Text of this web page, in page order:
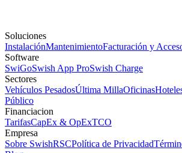
Soluciones
InstalaciónMantenimientoFacturación y
Software
SwiGoSwish App ProSwish Charge
Sectores
Vehículos PesadosÚltima MillaOficinas
Público
Financiacion
TarifasCapEx & OpExTCO
Empresa
Sobre SwishRSCPolítica de Privacidad